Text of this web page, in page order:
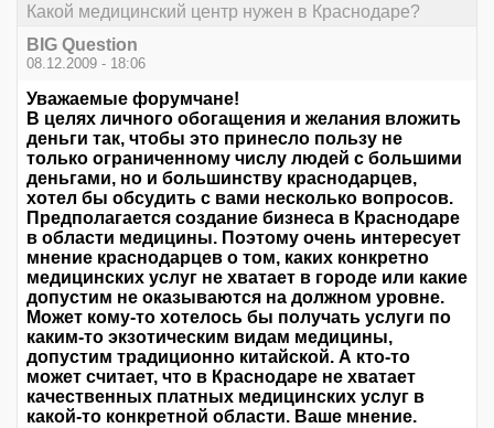
Какой медицинский центр нужен в Краснодаре?
BIG Question
08.12.2009 - 18:06
Уважаемые форумчане!
В целях личного обогащения и желания вложить
деньги так, чтобы это принесло пользу не
только ограниченному числу людей с большими
деньгами, но и большинству краснодарцев,
хотел бы обсудить с вами несколько вопросов.
Предполагается создание бизнеса в Краснодаре
в области медицины. Поэтому очень интересует
мнение краснодарцев о том, каких конкретно
медицинских услуг не хватает в городе или какие
допустим не оказываются на должном уровне.
Может кому-то хотелось бы получать услуги по
каким-то экзотическим видам медицины,
допустим традиционно китайской. А кто-то
может считает, что в Краснодаре не хватает
качественных платных медицинских услуг в
какой-то конкретной области. Ваше мнение.